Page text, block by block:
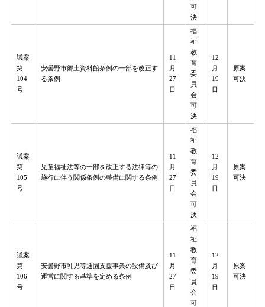
可
決
議案
第
104
号
安曇野市郷土資料館条例の一部を改正す
る条例
11
月
27
日
福
祉
教
育
委
員
会
可
決
12
月
19
日
原案
可決
議案
第
105
号
児童福祉法等の一部を改正する法律等の
施行に伴う関係条例の整備に関する条例
11
月
27
日
福
祉
教
育
委
員
会
可
決
12
月
19
日
原案
可決
議案
第
106
号
安曇野市乳児等通園支援事業の設備及び
運営に関する基準を定める条例
11
月
27
日
福
祉
教
育
委
員
会
可
12
月
19
日
原案
可決